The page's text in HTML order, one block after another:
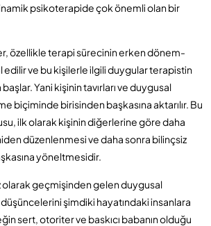
psikoterapide çok önemli olan bir
özellikle terapi sürecinin erken dönem­
ve bu kişilerle ilgili duygular terapistin
Yani kişinin tavırları ve duygusal
biçiminde birisinden başkasına aktarılır. Bu
ilk olarak kişinin diğerlerine göre daha
düzenlenmesi ve daha sonra bilinçsiz
yöneltmesidir.
olarak geçmişinden gelen duygusal
düşüncelerini şimdiki hayatındaki insanlara
sert, otoriter ve baskıcı babanın olduğu